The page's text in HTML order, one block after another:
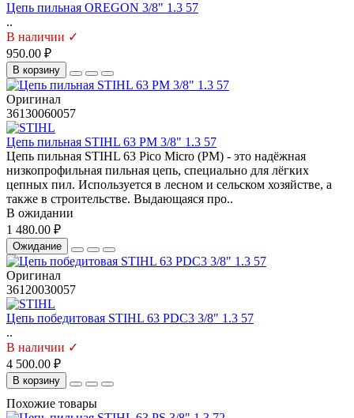
Цепь пильная OREGON 3/8" 1.3 57
..
В наличии ✓
950.00 ₽
В корзину
Оригинал
36130060057
Цепь пильная STIHL 63 PM 3/8" 1.3 57
Цепь пильная STIHL 63 Pico Micro (PM) - это надёжная
низкопрофильная пильная цепь, специально для лёгких
цепных пил. Используется в лесном и сельском хозяйстве, а
также в строительстве. Выдающаяся про..
В ожидании
1 480.00 ₽
Ожидание
Оригинал
36120030057
Цепь победитовая STIHL 63 PDC3 3/8" 1.3 57
..
В наличии ✓
4 500.00 ₽
В корзину
Похожие товары